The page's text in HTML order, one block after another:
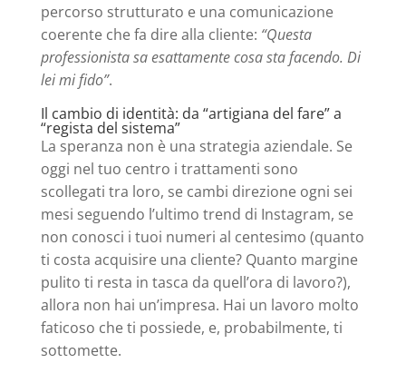
percorso strutturato e una comunicazione
coerente che fa dire alla cliente: “Questa
professionista sa esattamente cosa sta facendo. Di
lei mi fido”.
Il cambio di identità: da “artigiana del fare” a
“regista del sistema”
La speranza non è una strategia aziendale. Se
oggi nel tuo centro i trattamenti sono
scollegati tra loro, se cambi direzione ogni sei
mesi seguendo l’ultimo trend di Instagram, se
non conosci i tuoi numeri al centesimo (quanto
ti costa acquisire una cliente? Quanto margine
pulito ti resta in tasca da quell’ora di lavoro?),
allora non hai un’impresa. Hai un lavoro molto
faticoso che ti possiede, e, probabilmente, ti
sottomette.